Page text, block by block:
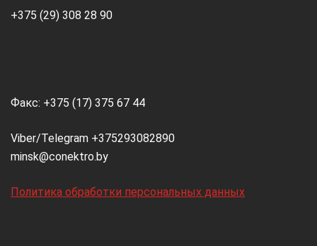
+375 (29) 308 28 90
Факс: +375 (17) 375 67 44
Viber/Telegram +375293082890
minsk@conektro.by
Политика обработки персональных данных